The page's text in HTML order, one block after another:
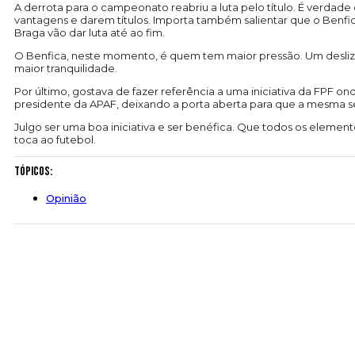
A derrota para o campeonato reabriu a luta pelo título. É
vantagens e darem títulos. Importa também salientar que o
Braga vão dar luta até ao fim.
O Benfica, neste momento, é quem tem maior pressão. Um
maior tranquilidade.
Por último, gostava de fazer referência a uma iniciativa da FPF
presidente da APAF, deixando a porta aberta para que a mesma
Julgo ser uma boa iniciativa e ser benéfica. Que todos os
toca ao futebol.
Tópicos:
Opinião